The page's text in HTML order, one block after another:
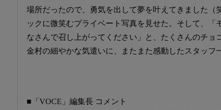
場所だったので、勇気を出して夢を叶えてきました（
ックに微笑むプライベート写真を見せた。そして、「
なさんで召し上がってください」と、たくさんのチョ
金村の細やかな気遣いに、またまた感動したスタッフ
■「VOCE」編集長 コメント